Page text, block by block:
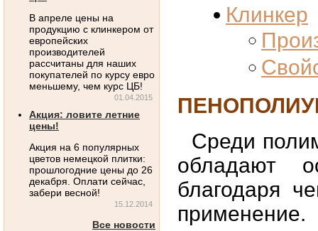
Клинкер
Среди
обладают
благодаря
применение.
В апреле цены на
продукцию с клинкером от
европейских
производителей
рассчитаны для наших
покупателей по курсу евро
меньшему, чем курс ЦБ!
01.04.2015
Акция: ловите летние
цены!
Акция на 6 популярных
цветов немецкой плитки:
прошлогодние цены до 26
декабря. Оплати сейчас,
забери весной!
15.12.2014
Все новости